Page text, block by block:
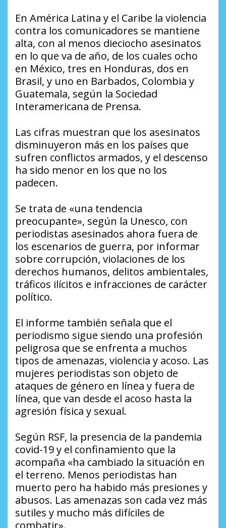
En América Latina y el Caribe la violencia
contra los comunicadores se mantiene
alta, con al menos dieciocho asesinatos
en lo que va de año, de los cuales ocho
en México, tres en Honduras, dos en
Brasil, y uno en Barbados, Colombia y
Guatemala, según la Sociedad
Interamericana de Prensa.
Las cifras muestran que los asesinatos
disminuyeron más en los países que
sufren conflictos armados, y el descenso
ha sido menor en los que no los
padecen.
Se trata de «una tendencia
preocupante», según la Unesco, con
periodistas asesinados ahora fuera de
los escenarios de guerra, por informar
sobre corrupción, violaciones de los
derechos humanos, delitos ambientales,
tráficos ilícitos e infracciones de carácter
político.
El informe también señala que el
periodismo sigue siendo una profesión
peligrosa que se enfrenta a muchos
tipos de amenazas, violencia y acoso. Las
mujeres periodistas son objeto de
ataques de género en línea y fuera de
línea, que van desde el acoso hasta la
agresión física y sexual.
Según RSF, la presencia de la pandemia
covid-19 y el confinamiento que la
acompaña «ha cambiado la situación en
el terreno. Menos periodistas han
muerto pero ha habido más presiones y
abusos. Las amenazas son cada vez más
sutiles y mucho más difíciles de